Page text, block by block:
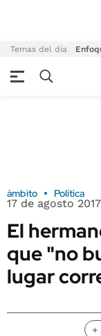
Temas del día
ámbito Política
17 de agosto
El
que "no
lugar
+